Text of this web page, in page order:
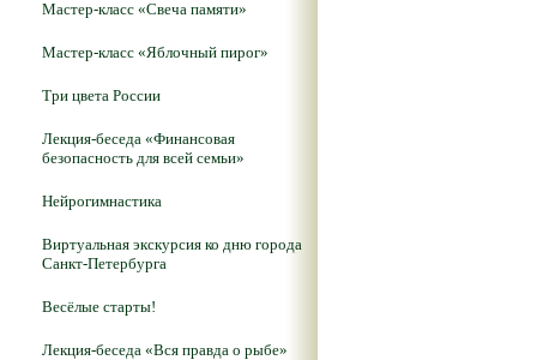
Мастер-класс «Свеча памяти»
Мастер-класс «Яблочный пирог»
Три цвета России
Лекция-беседа «Финансовая
безопасность для всей семьи»
Нейрогимнастика
Виртуальная экскурсия ко дню города
Санкт-Петербурга
Весёлые старты!
Лекция-беседа «Вся правда о рыбе»